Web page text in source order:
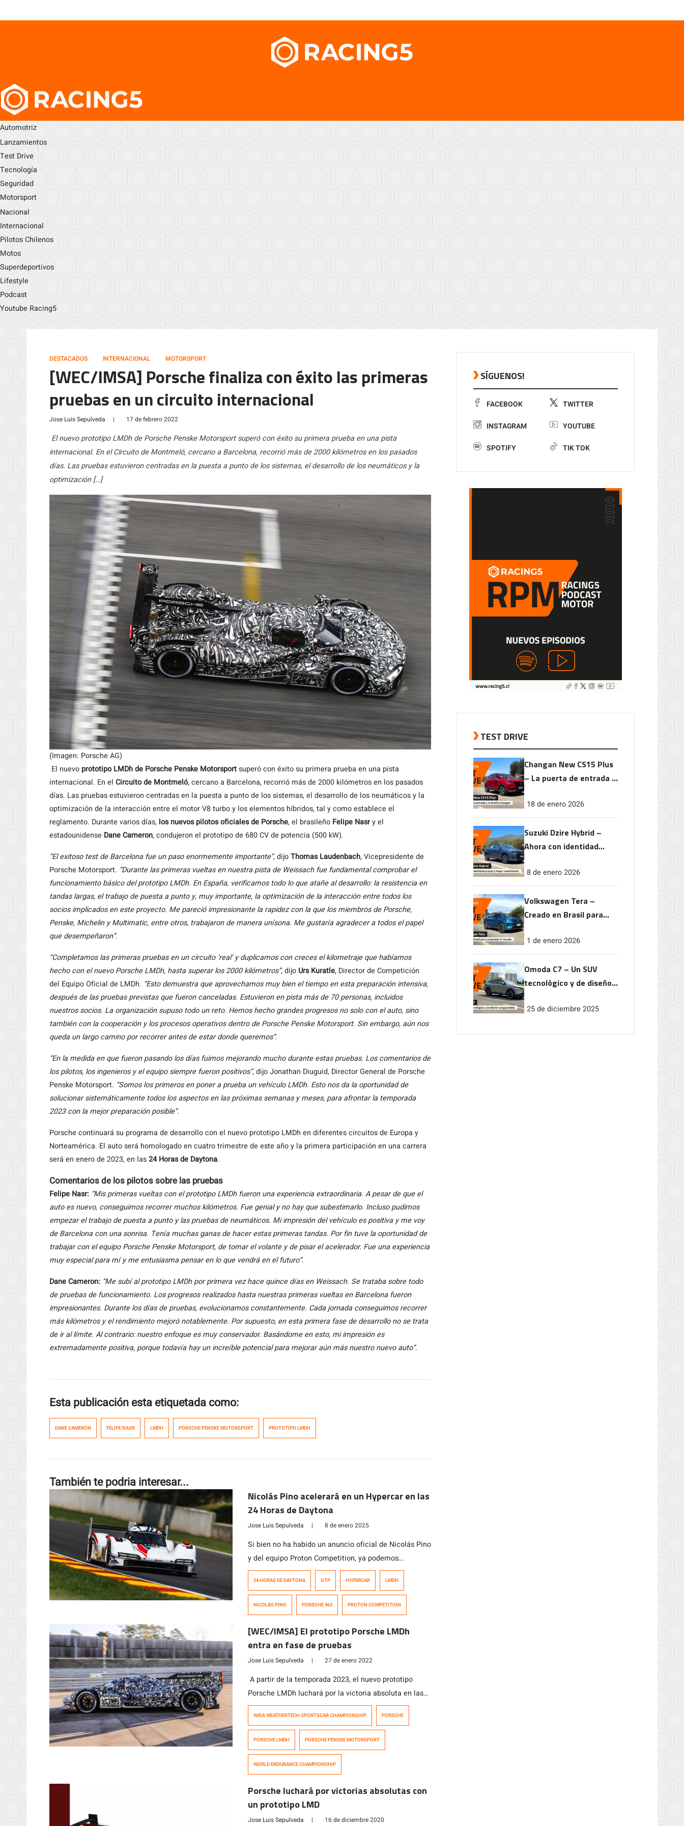
Automotriz
Lanzamientos
Test Drive
Tecnología
Seguridad
Motorsport
Nacional
Internacional
Pilotos Chilenos
Motos
Superdeportivos
Lifestyle
Podcast
Youtube Racing5
DESTACADOS INTERNACIONAL MOTORSPORT
[WEC/IMSA] Porsche finaliza con éxito las primeras
pruebas en un circuito internacional
Jose Luis Sepulveda | 17 de febrero 2022
El nuevo prototipo LMDh de Porsche Penske Motorsport superó con éxito su primera prueba en una pista
internacional. En el Circuito de Montmeló, cercano a Barcelona, recorrió más de 2000 kilómetros en los pasados
días. Las pruebas estuvieron centradas en la puesta a punto de los sistemas, el desarrollo de los neumáticos y la
optimización […]
(Imagen: Porsche AG)
El nuevo prototipo LMDh de Porsche Penske Motorsportsuperó con éxito su primera prueba en una pista
internacional. En el Circuito de Montmeló, cercano a Barcelona, recorrió más de 2000 kilómetros en los pasados
días. Las pruebas estuvieron centradas en la puesta a punto de los sistemas, el desarrollo de los neumáticos y la
optimización de la interacción entre el motor V8 turbo y los elementos híbridos, tal y como establece el
reglamento. Durante varios días, los nuevos pilotos oficiales de Porsche, el brasileño Felipe Nasry el
estadounidense Dane Cameron, condujeron el prototipo de 680 CV de potencia (500 kW).
“El exitoso test de Barcelona fue un paso enormemente importante”, dijoThomas Laudenbach, Vicepresidente de
Porsche Motorsport. “Durante las primeras vueltas en nuestra pista de Weissach fue fundamental comprobar el
funcionamiento básico del prototipo LMDh. En España, verificamos todo lo que atañe al desarrollo: la resistencia en
tandas largas, el trabajo de puesta a punto y, muy importante, la optimización de la interacción entre todos los
socios implicados en este proyecto. Me pareció impresionante la rapidez con la que los miembros de Porsche,
Penske, Michelin y Multimatic, entre otros, trabajaron de manera unísona. Me gustaría agradecer a todos el papel
que desempeñaron”.
“Completamos las primeras pruebas en un circuito ‘real’ y duplicamos con creces el kilometraje que habíamos
hecho con el nuevo Porsche LMDh, hasta superar los 2000 kilómetros”, dijo Urs Kuratle, Director de Competición
del Equipo Oficial de LMDh. “Esto demuestra que aprovechamos muy bien el tiempo en esta preparación intensiva,
después de las pruebas previstas que fueron canceladas. Estuvieron en pista más de 70 personas, incluidos
nuestros socios. La organización supuso todo un reto. Hemos hecho grandes progresos no solo con el auto, sino
también con la cooperación y los procesos operativos dentro de Porsche Penske Motorsport. Sin embargo, aún nos
queda un largo camino por recorrer antes de estar donde queremos”.
“En la medida en que fueron pasando los días fuimos mejorando mucho durante estas pruebas. Los comentarios de
los pilotos, los ingenieros y el equipo siempre fueron positivos”, dijo Jonathan Diuguid, Director General de Porsche
Penske Motorsport. “Somos los primeros en poner a prueba un vehículo LMDh. Esto nos da la oportunidad de
solucionar sistemáticamente todos los aspectos en las próximas semanas y meses, para afrontar la temporada
2023 con la mejor preparación posible”.
Porsche continuará su programa de desarrollo con el nuevo prototipo LMDh en diferentes circuitos de Europa y
Norteamérica. El auto será homologado en cuatro trimestre de este año y la primera participación en una carrera
será en enero de 2023, en las24 Horas de Daytona.
Comentarios de los pilotos sobre las pruebas
Felipe Nasr: “Mis primeras vueltas con el prototipo LMDh fueron una experiencia extraordinaria. A pesar de que el
auto es nuevo, conseguimos recorrer muchos kilómetros. Fue genial y no hay que subestimarlo. Incluso pudimos
empezar el trabajo de puesta a punto y las pruebas de neumáticos. Mi impresión del vehículo es positiva y me voy
de Barcelona con una sonrisa. Tenía muchas ganas de hacer estas primeras tandas. Por fin tuve la oportunidad de
trabajar con el equipo Porsche Penske Motorsport, de tomar el volante y de pisar el acelerador. Fue una experiencia
muy especial para mí y me entusiasma pensar en lo que vendrá en el futuro”.
Dane Cameron: “Me subí al prototipo LMDh por primera vez hace quince días en Weissach. Se trataba sobre todo
de pruebas de funcionamiento. Los progresos realizados hasta nuestras primeras vueltas en Barcelona fueron
impresionantes. Durante los días de pruebas, evolucionamos constantemente. Cada jornada conseguimos recorrer
más kilómetros y el rendimiento mejoró notablemente. Por supuesto, en esta primera fase de desarrollo no se trata
de ir al límite. Al contrario: nuestro enfoque es muy conservador. Basándome en esto, mi impresión es
extremadamente positiva, porque todavía hay un increíble potencial para mejorar aún más nuestro nuevo auto”.
Esta publicación esta etiquetada como:
DANE CAMERON FELIPE NASR LMDH PORSCHE PENSKE MOTORSPORT PROTOTIPO LMDH
También te podria interesar...
Nicolás Pino acelerará en un Hypercar en las
24 Horas de Daytona
Jose Luis Sepulveda | 8 de enero 2025
Si bien no ha habido un anuncio oficial de Nicolás Pino
y del equipo Proton Competition, ya podemos
anunciarles que se produjo esa unión entre el equipo
Daytona, aunque se dice que el acuerdo se extendería
para otras carreras de la IMSA SportsCar
Championship, así […]
24 HORAS DE DAYTONA GTP HYPERCAR LMDH
NICOLÁS PINO PORSCHE 963 PROTON COMPETITION
[WEC/IMSA] El prototipo Porsche LMDh
entra en fase de pruebas
Jose Luis Sepulveda | 27 de enero 2022
A partir de la temporada 2023, el nuevo prototipo
Porsche LMDh luchará por la victoria absoluta en las
mejores carreras de resistencia del mundo, incluidas
Campeonato Mundial de Resistencia (WEC) de la FIA
[…]
IMSA WEATHERTECH SPORTSCAR CHAMPIONSHIP PORSCHE
PORSCHE LMDH PORSCHE PENSKE MOTORSPORT
WORLD ENDURANCE CHAMPIONSHIP
Porsche luchará por victorias absolutas con
un prototipo LMD
Jose Luis Sepulveda | 16 de diciembre 2020
SÍGUENOS!
FACEBOOK TWITTER
INSTAGRAM YOUTUBE
SPOTIFY TIK TOK
TEST DRIVE
Changan New CS15 Plus
– La puerta de entrada a
18 de enero 2026
Suzuki Dzire Hybrid –
Ahora con identidad
rendimiento
8 de enero 2026
Volkswagen Tera –
Creado en Brasil para
1 de enero 2026
Omoda C7 – Un SUV
tecnológico y de diseño
25 de diciembre 2025